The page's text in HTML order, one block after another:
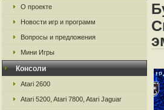
О проекте
Новости игр и программ
Вопросы и предложения
Мини Игры
Консоли
Atari 2600
Atari 5200, Atari 7800, Atari Jaguar